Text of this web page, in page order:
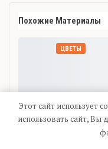
Похожие Материалы
ЦВЕТЫ
Посадка луковиц
правила, схемы, сроки,
Этот сайт использует
использовать сайт, Вы